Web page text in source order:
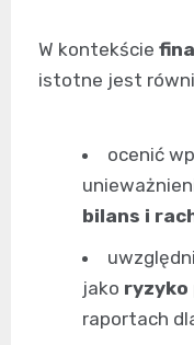
W kontekście
istotne jest
ocenić
bilans i
jako ryzyko
raportach